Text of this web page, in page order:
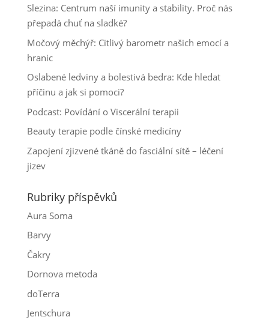
Slezina: Centrum naší imunity a stability. Proč nás
přepadá chuť na sladké?
Močový měchýř: Citlivý barometr našich emocí a
hranic
Oslabené ledviny a bolestivá bedra: Kde hledat
příčinu a jak si pomoci?
Podcast: Povídání o Viscerální terapii
Beauty terapie podle čínské medicíny
Zapojení zjizvené tkáně do fasciální sítě – léčení
jizev
Rubriky příspěvků
Aura Soma
Barvy
Čakry
Dornova metoda
doTerra
Jentschura